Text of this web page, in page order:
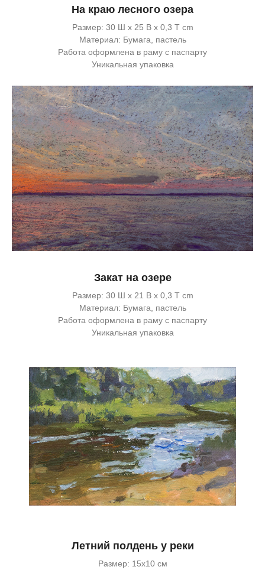
На краю лесного озера
Размер: 30 Ш x 25 В x 0,3 Т cm
Материал: Бумага, пастель
Работа оформлена в раму с паспарту
Уникальная упаковка
Закат на озере
Размер: 30 Ш x 21 В x 0,3 Т cm
Материал: Бумага, пастель
Работа оформлена в раму с паспарту
Уникальная упаковка
Летний полдень у реки
Размер: 15х10 см